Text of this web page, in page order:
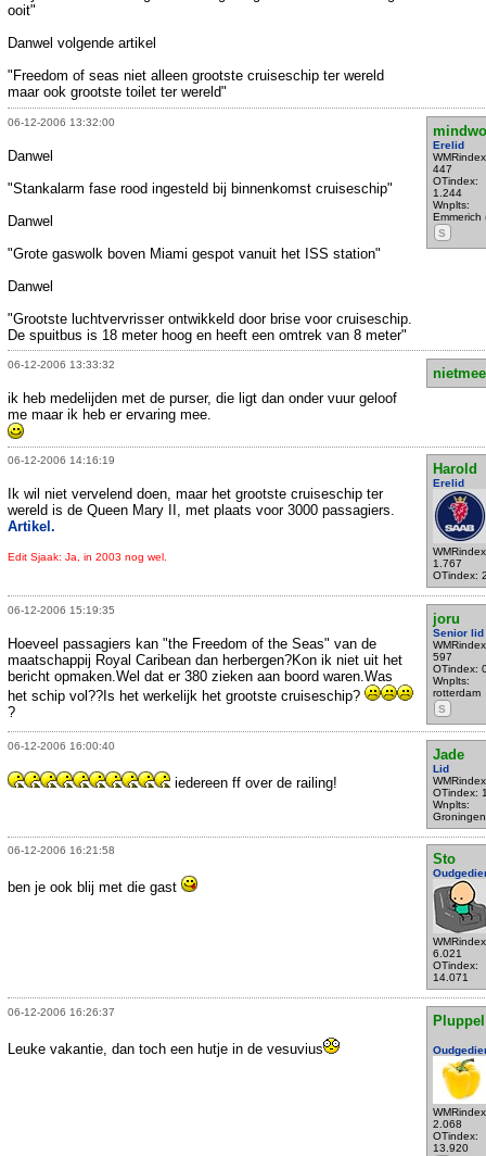
ooit"
Danwel volgende artikel
"Freedom of seas niet alleen grootste cruiseschip ter wereld
maar ook grootste toilet ter wereld"
06-12-2006 13:32:00
Erelid
447
OTindex:
1.244
Wnplts:
Emmerich
S
Danwel
"Stankalarm fase rood ingesteld bij binnenkomst cruiseschip"
Danwel
"Grote gaswolk boven Miami gespot vanuit het ISS station"
Danwel
"Grootste luchtvervrisser ontwikkeld door brise voor cruiseschip.
De spuitbus is 18 meter hoog en heeft een omtrek van 8 meter"
06-12-2006 13:33:32
ik heb medelijden met de purser, die ligt dan onder vuur geloof
me maar ik heb er ervaring mee.
06-12-2006 14:16:19
Harold
Erelid
1.767
OTindex:
Ik wil niet vervelend doen, maar het grootste cruiseschip ter
wereld is de Queen Mary II, met plaats voor 3000 passagiers.
Artikel.
Edit Sjaak: Ja, in 2003 nog wel.
06-12-2006 15:19:35
joru
Senior lid
597
OTindex:
Wnplts:
rotterdam
S
Hoeveel passagiers kan "the Freedom of the Seas" van de
maatschappij Royal Caribean dan herbergen?Kon ik niet uit het
bericht opmaken.Wel dat er 380 zieken aan boord waren.Was
het schip vol??Is het werkelijk het grootste cruiseschip?
?
06-12-2006 16:00:40
Jade
Lid
OTindex:
Wnplts:
Groningen
iedereen ff over de railing!
06-12-2006 16:21:58
Sto
6.021
OTindex:
14.071
ben je ook blij met die gast
06-12-2006 16:26:37
Pluppel
2.068
OTindex:
13.920
Leuke vakantie, dan toch een hutje in de vesuvius